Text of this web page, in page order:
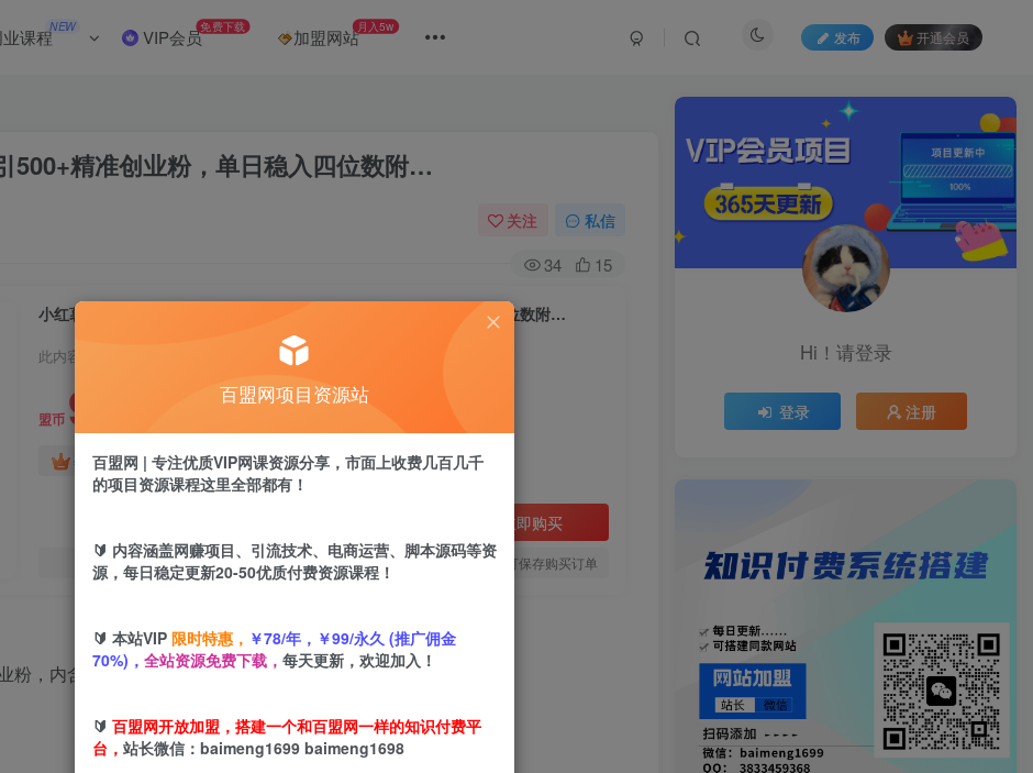
课程NEW VIP会员免费下载 加盟网站月入5w
发布 开通会员
500+精准创业粉，单日稳入四位数附…
关注 私信
34 15
小红薯社群全自动无脑暴力截流，日引500+精准创业粉，单日稳入四位数附…
此内容为付费阅读，请付费后查看
盟币 9.9
年卡会员免费 永久会员免费
立即购买
您当前未登录！建议登陆后购买，可保存购买订单
粉，内含免费工具
Hi！请登录
登录 注册
百盟网项目资源站
百盟网 | 专注优质VIP网课资源分享，市面上收费几百几千
的项目资源课程这里全部都有！
🔰 内容涵盖网赚项目、引流技术、电商运营、脚本源码等资
源，每日稳定更新20-50优质付费资源课程！
🔰 本站VIP 限时特惠， ￥78/年，￥99/永久 (推广佣金
70%)， 全站资源免费下载， 每天更新，欢迎加入！
🔰 百盟网开放加盟，搭建一个和百盟网一样的知识付费平
台， 站长微信：baimeng1699 baimeng1698